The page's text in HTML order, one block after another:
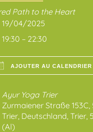
Path to the Heart
19/04/2025
19:30 – 22:30
AJOUTER AU CALENDRIER
Ayur Yoga Trier
Zurmaiener Straße 153C,
Trier, Deutschland, Trier,
(Al)